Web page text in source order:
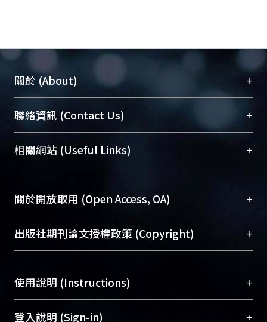
關於 (About) +
臺大位居世界頂尖大學之列，為永久珍藏及向國際
展現本校豐碩的研究成果及學術能量，圖書館整合
機構典藏（NTUR）與學術庫（AH）不同功能平
台，成為臺大學術典藏NTU scholars。期能整合研
成果。
To permanently archive and promote researcher
profiles and scholarly works, Library integrates the
services of “NTU Repository” with “Academic
聯絡資訊 (Contact Us) +
總館學科館員(Main Library)
醫學圖書館學科館員(Medical Library)
Sciences Library)
相關網站 (Useful Links) +
關於開放取用 (Open Access, OA) +
開放取用是從使用者角度提升資訊取用性的社會運
動，應用在學術研究上是透過將研究著作公開供使
用逐年攀升。同時可加速研究發展、提升研究影響
Archive）平台。 （點選深入了解OA）
出版社期刊論文授權政策 (Copyright) +
含部分內容的版權非匯入者所有，或由第三方贊
助與合作完成，請確認該版權所有者及第三方同
意提供此授權。
使用說明 (Instructions) +
網站簡介(Quickstart Guide)
登入說明 (Sign-in) +